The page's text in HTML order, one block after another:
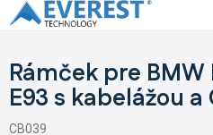
Prejsť
na
Rámček pre BMW
E93 s kabelážou a
CB039